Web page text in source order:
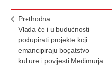
Prethodna
Vlada će i u budućnosti
podupirati projekte koji
emancipiraju bogatstvo
kulture i povijesti Međimurja